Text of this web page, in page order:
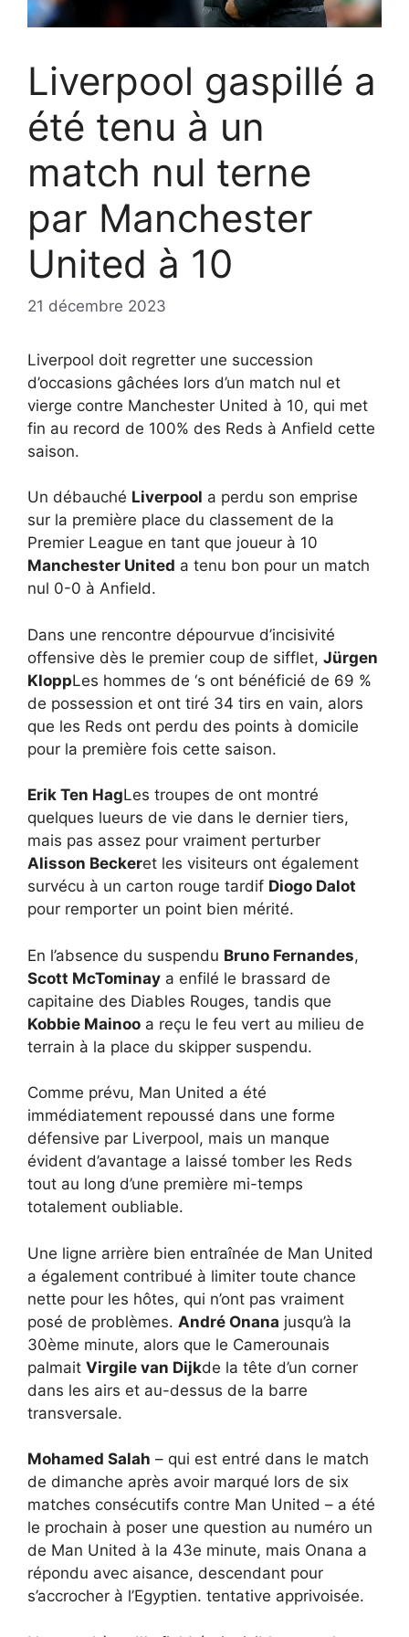
Liverpool gaspillé a
été tenu à un
match nul terne
par Manchester
United à 10
21 décembre 2023
Liverpool doit regretter une succession
d’occasions gâchées lors d’un match nul et
vierge contre Manchester United à 10, qui met
fin au record de 100% des Reds à Anfield cette
saison.
Un débauché Liverpool a perdu son emprise
sur la première place du classement de la
Premier League en tant que joueur à 10
Manchester United a tenu bon pour un match
nul 0-0 à Anfield.
Dans une rencontre dépourvue d’incisivité
offensive dès le premier coup de sifflet, Jürgen
KloppLes hommes de ‘s ont bénéficié de 69 %
de possession et ont tiré 34 tirs en vain, alors
que les Reds ont perdu des points à domicile
pour la première fois cette saison.
Erik Ten HagLes troupes de ont montré
quelques lueurs de vie dans le dernier tiers,
mais pas assez pour vraiment perturber
Alisson Beckeret les visiteurs ont également
survécu à un carton rouge tardif Diogo Dalot
pour remporter un point bien mérité.
En l’absence du suspendu Bruno Fernandes,
Scott McTominay a enfilé le brassard de
capitaine des Diables Rouges, tandis que
Kobbie Mainoo a reçu le feu vert au milieu de
terrain à la place du skipper suspendu.
Comme prévu, Man United a été
immédiatement repoussé dans une forme
défensive par Liverpool, mais un manque
évident d’avantage a laissé tomber les Reds
tout au long d’une première mi-temps
totalement oubliable.
Une ligne arrière bien entraînée de Man United
a également contribué à limiter toute chance
nette pour les hôtes, qui n’ont pas vraiment
posé de problèmes. André Onana jusqu’à la
30ème minute, alors que le Camerounais
palmait Virgile van Dijkde la tête d’un corner
dans les airs et au-dessus de la barre
transversale.
Mohamed Salah – qui est entré dans le match
de dimanche après avoir marqué lors de six
matches consécutifs contre Man United – a été
le prochain à poser une question au numéro un
de Man United à la 43e minute, mais Onana a
répondu avec aisance, descendant pour
s’accrocher à l’Egyptien. tentative apprivoisée.